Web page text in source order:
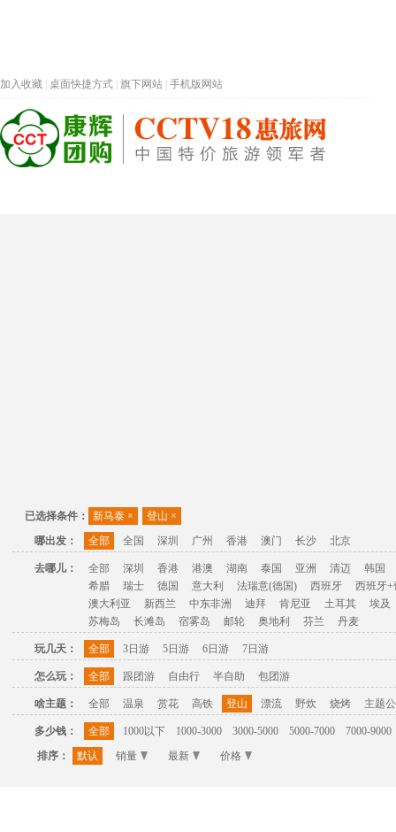
加入收藏 桌面快捷方式 旗下网站 手机版网站
已选择条件： 新马泰 × 登山 ×
哪出发：
全部 全国 深圳 广州 香港 澳门 长沙 北京
去哪儿： 全部 深圳 香港 港澳 湖南 泰国 亚洲 清迈
韩国
希腊
瑞士 德国 意大利 法瑞意(德国) 西班牙
西班牙+
澳大利亚
新西兰 中东非洲 迪拜 肯尼亚 土耳其
埃及
苏梅岛
长滩岛 宿雾岛 邮轮 奥地利 芬兰 丹麦
玩几天： 全部 3日游 5日游 6日游 7日游
怎么玩： 全部 跟团游 自由行 半自助 包团游
啥主题： 全部 温泉 赏花 高铁 登山 漂流 野炊 烧烤 主题
多少钱： 全部 1000以下 1000-3000 3000-5000 5000-7000
7000-9000
排序：
默认 销量 最新 价格